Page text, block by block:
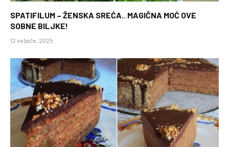
SPATIFILUM – ŽENSKA SREĆA.. MAGIČNA MOĆ OVE
SOBNE BILJKE!
12 veljače, 2025